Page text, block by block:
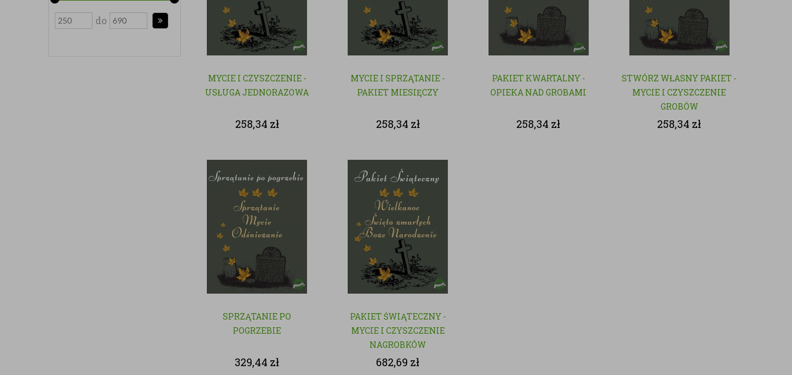
do
MYCIE I CZYSZCZENIE -
USŁUGA JEDNORAZOWA
258,34 zł
MYCIE I SPRZĄTANIE -
PAKIET MIESIĘCZY
258,34 zł
PAKIET KWARTALNY -
OPIEKA NAD GROBAMI
258,34 zł
STWÓRZ WŁASNY PAKIET -
MYCIE I CZYSZCZENIE
GROBÓW
258,34 zł
SPRZĄTANIE PO
POGRZEBIE
329,44 zł
PAKIET ŚWIĄTECZNY -
MYCIE I CZYSZCZENIE
NAGROBKÓW
682,69 zł